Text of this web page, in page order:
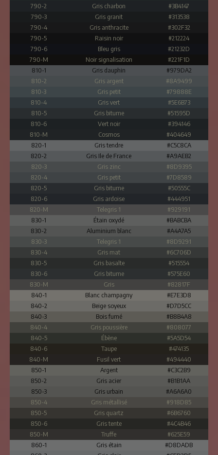
790-2
Gris charbon
#3B4147
790-3
Gris granit
#313538
790-4
Gris anthracite
#302F32
790-5
Raisin noir
#212224
790-6
Bleu gris
#21232D
790-M
Noir signalisation
#221F1D
810-1
Gris dauphin
#979DA2
810-2
Gris argent
#8A9499
810-3
Gris petit
#79888E
810-4
Gris vert
#5E6B73
810-5
Gris bitume
#51595D
810-6
Vert noir
#394146
810-M
Cosmos
#404649
820-1
Gris tendre
#C5C8CA
820-2
Gris Ile de France
#A9AEB2
820-3
Gris zinc
#8D9395
820-4
Gris petit
#7D8589
820-5
Gris bitume
#50555C
820-6
Gris ardoise
#444951
820-M
Telegris 1
#929191
830-1
Étain oxydé
#BABCBA
830-2
Aluminium blanc
#A4A7A5
830-3
Telegris 1
#8D9291
830-4
Gris mat
#6C706D
830-5
Gris basalte
#515554
830-6
Gris bitume
#575E60
830-M
Gris
#82817F
840-1
Blanc champagny
#E7E3D8
840-2
Beige soyeux
#D7D5CC
840-3
Bois fumé
#B8B4A8
840-4
Gris poussière
#808077
840-5
Ébène
#5A5D54
840-6
Taupe
#474135
840-M
Fusil vert
#494440
850-1
Argent
#C3C2B9
850-2
Gris acier
#B1B1AA
850-3
Gris urbain
#A6A6A0
850-4
Gris métallisé
#918D85
850-5
Gris quartz
#6B6760
850-6
Gris tente
#4C4B46
850-M
Truffe
#625E59
860-1
Gris étain
#D8DADB